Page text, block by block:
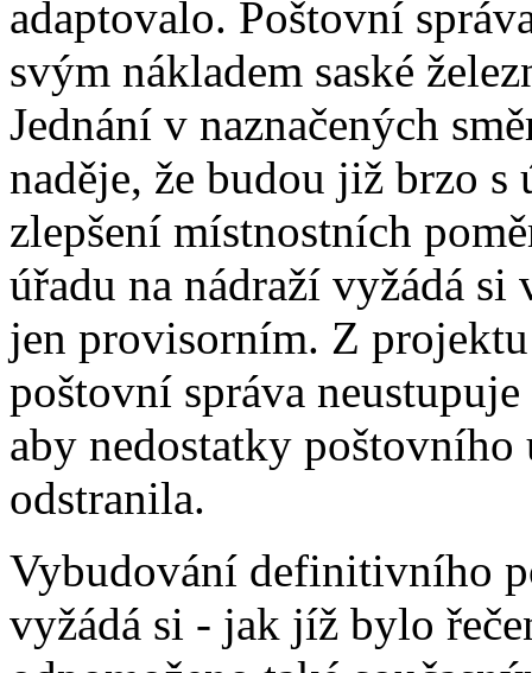
adaptovalo. Poštovní
svým nákladem saské
Jednání v naznačených
naděje, že budou již brzo s
zlepšení místnostních
úřadu na nádraží vyžádá
jen provisorním. Z
poštovní správa
aby nedostatky
odstranila.
Vybudování definitivního
vyžádá si - jak jíž bylo